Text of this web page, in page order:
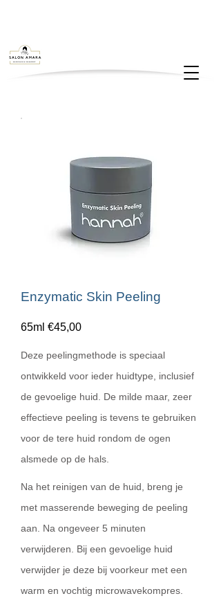
Enzymatic Skin Peeling
65ml €45,00
Deze peelingmethode is speciaal
ontwikkeld voor ieder huidtype, inclusief
de gevoelige huid. De milde maar, zeer
effectieve peeling is tevens te gebruiken
voor de tere huid rondom de ogen
alsmede op de hals.
Na het reinigen van de huid, breng je
met masserende beweging de peeling
aan. Na ongeveer 5 minuten
verwijderen. Bij een gevoelige huid
verwijder je deze bij voorkeur met een
warm en vochtig microwavekompres.